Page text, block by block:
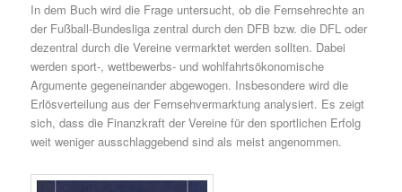
In dem Buch wird die Frage untersucht, ob die Fernsehrechte an
der Fußball-Bundesliga zentral durch den DFB bzw. die DFL oder
dezentral durch die Vereine vermarktet werden sollten. Dabei
werden sport-, wettbewerbs- und wohlfahrtsökonomische
Argumente gegeneinander abgewogen. Insbesondere wird die
Erlösverteilung aus der Fernsehvermarktung analysiert. Es zeigt
sich, dass die Finanzkraft der Vereine für den sportlichen Erfolg
weit weniger ausschlaggebend sind als meist angenommen.